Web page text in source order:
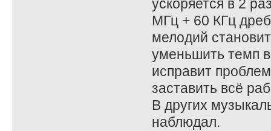
ускоряется в 2
МГц + 60 КГц
мелодий
уменьшить темп
исправит
заставить всё
В других
наблюдал.